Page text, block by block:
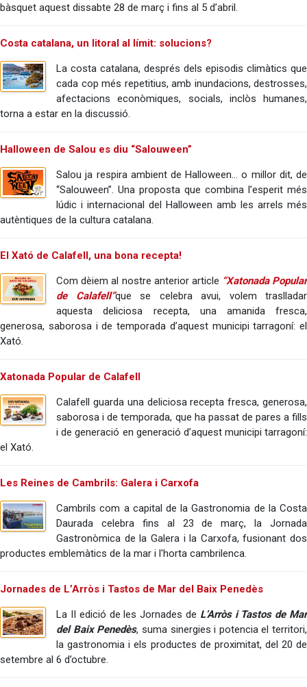
bàsquet aquest dissabte 28 de març i fins al 5 d’abril.
Costa catalana, un litoral al límit: solucions?
La costa catalana, després dels episodis climàtics que
cada cop més repetitius, amb inundacions, destrosses,
afectacions econòmiques, socials, inclòs humanes,
torna a estar en la discussió.
Halloween de Salou es diu “Salouween”
Salou ja respira ambient de Halloween… o millor dit, de
“Salouween”. Una proposta que combina l’esperit més
lúdic i internacional del Halloween amb les arrels més
autèntiques de la cultura catalana.
El Xató de Calafell, una bona recepta!
Com dèiem al nostre anterior article “Xatonada Popular
de Calafell”que se celebra avui, volem traslladar
aquesta deliciosa recepta, una amanida fresca,
generosa, saborosa i de temporada d’aquest municipi tarragoní: el
Xató.
Xatonada Popular de Calafell
Calafell guarda una deliciosa recepta fresca, generosa,
saborosa i de temporada, que ha passat de pares a fills
i de generació en generació d’aquest municipi tarragoní:
el Xató.
Les Reines de Cambrils: Galera i Carxofa
Cambrils com a capital de la Gastronomia de la Costa
Daurada celebra fins al 23 de març, la Jornada
Gastronòmica de la Galera i la Carxofa, fusionant dos
productes emblemàtics de la mar i l'horta cambrilenca.
Jornades de L’Arròs i Tastos de Mar del Baix Penedès
La II edició de les Jornades de L’Arròs i Tastos de Mar
del Baix Penedès, suma sinergies i potencia el territori,
la gastronomia i els productes de proximitat, del 20 de
setembre al 6 d’octubre.